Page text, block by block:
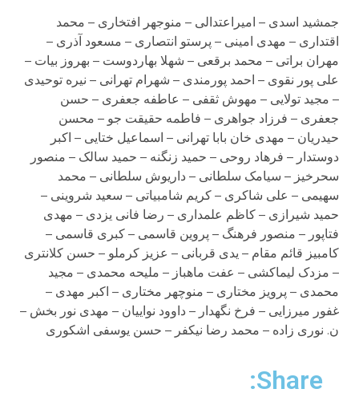
جمشيد اسدی – اميراعتدالی – منوجھر افتخاری – محمد
اقتداری – مھدی امينی – پرستو انتصاری – مسعود آذری –
مھران براتی – محمد برقعی – شھلا بھاردوست – بھروز بيات –
علی پور نقوی – احمد پورمندی – شھرام تھرانی – نيره توحيدی
– مجيد تولايی – مھوش ثقفی – عاطفه جعفری – حسن
جعفری – فرزاد جواھری – فاطمه حقيقت جو – محسن
حيدريان – مھدی خان بابا تھرانی – اسماعيل ختايی – اکبر
دوستدار – فرھاد روحی – حميد زنگنه – حميد سالک – منصور
سحرخيز – سيامک سلطانی – داريوش سلطانی – محمد
سھيمی – علی شاکری – کريم شامبياتی – سعيد شروينی –
حميد شيرازی – کاظم علمداری – رضا فانی يزدی – مھدی
فتاپور – منصور فرھنگ – پروين قاسمی – کبری قاسمی –
کامبيز قائم مقام – يدی قربانی – عزيز کرملو – حسن کلانتری
– مزدک ليماکشی – عفت ماھباز – مليحه محمدی – مجيد
محمدی – پرويز مختاری – منوچھر مختاری – اکبر مھدی –
غفور ميرزايی – فرخ نگھدار – داوود نواييان – مھدی نور بخش –
ن. نوری زاده – محمد رضا نيکفر – حسن يوسفی اشکوری
Share: